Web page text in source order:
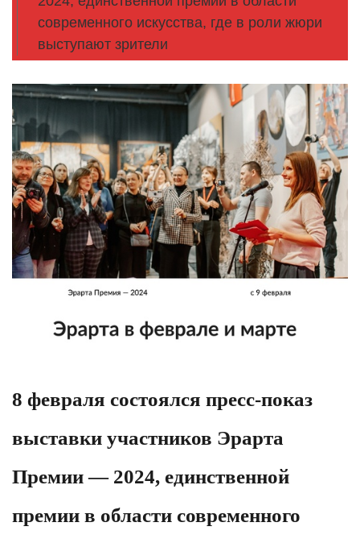
современного искусства, где в роли жюри
выступают зрители
8 февраля состоялся пресс-показ
выставки участников Эрарта
Премии — 2024, единственной
премии в области современного